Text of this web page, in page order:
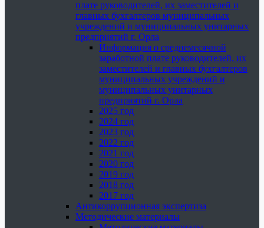
плате руководителей, их заместителей и
главных бухгалтеров муниципальных
учреждений и муниципальных унитарных
предприятий г. Орла
Информация о среднемесячной
заработной плате руководителей, их
заместителей и главных бухгалтеров
муниципальных учреждений и
муниципальных унитарных
предприятий г. Орла
2025 год
2024 год
2023 год
2022 год
2021 год
2020 год
2019 год
2018 год
2017 год
Антикоррупционная экспертиза
Методические материалы